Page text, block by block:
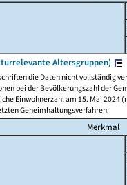
Altersgruppen)
die Daten nicht vollständig
bei der Bevölkerungszahl der
Einwohnerzahl am 15. Mai
Geheimhaltungsverfahren.
Merkmal